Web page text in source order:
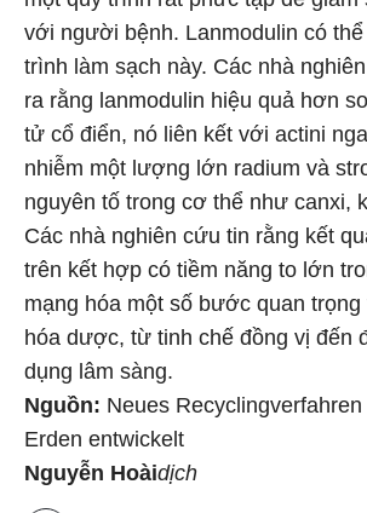
với người bệnh. Lanmodulin có
trình làm sạch này. Các nhà
ra rằng lanmodulin hiệu quả hơn
tử cổ điển, nó liên kết với actini
nhiễm một lượng lớn radium và
nguyên tố trong cơ thể như canxi,
Các nhà nghiên cứu tin rằng kết
trên kết hợp có tiềm năng to lớn
mạng hóa một số bước quan
hóa dược, từ tinh chế đồng vị đến
dụng lâm sàng.
Nguồn: Neues
Erden entwickelt
Nguyễn Hoàidịch